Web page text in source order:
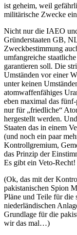
ist geheim, weil
militärische Zwecke
Nicht nur die IAEO
Gründerstaaten GB,
Zweckbestimmung
umfangreiche
garantieren soll. Die
Umständen vor einer
unter keinen
atomwaffenfähiges
eben maximal das
nur für „friedliche“
hergestellt werden.
Staaten das in einem
(und noch ein paar
Kontrollgremium,
das Prinzip der
Es gibt ein Veto-Recht!
(Ok, das mit der
pakistanischen Spion
Pläne und Teile für die
niederländischen
Grundlage für die
wir das mal…)